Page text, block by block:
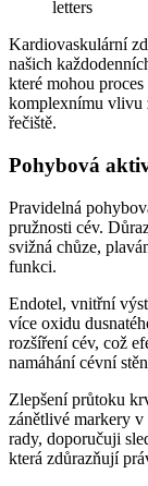
Kardiovaskulární
našich
které mohou
komplexnímu vlivu
řečiště.
Pohybová
Pravidelná
pružnosti cév.
svižná chůze,
funkci.
Endotel, vnitřní
více oxidu
rozšíření cév, což
namáhání cévní
Zlepšení průtoku
zánětlivé markery
rady, doporučuji
která zdůrazňují